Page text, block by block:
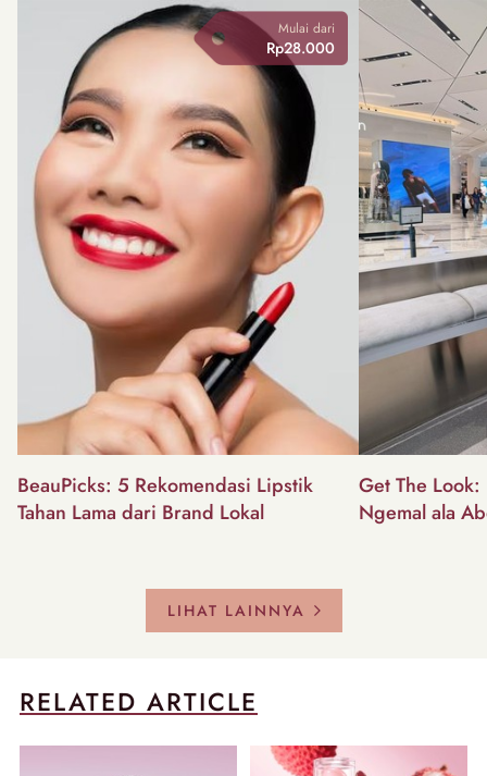
Mulai dari
Rp28.000
BeauPicks: 5 Rekomendasi Lipstik
Tahan Lama dari Brand Lokal
Get The
Ngemal ala
LIHAT LAINNYA
RELATED ARTICLE